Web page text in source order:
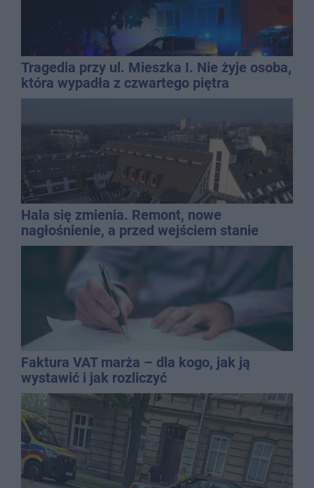
Tragedia przy ul. Mieszka I. Nie żyje osoba,
która wypadła z czwartego piętra
Hala się zmienia. Remont, nowe
nagłośnienie, a przed wejściem stanie
QEMETICA ARENA
Faktura VAT marża – dla kogo, jak ją
wystawić i jak rozliczyć